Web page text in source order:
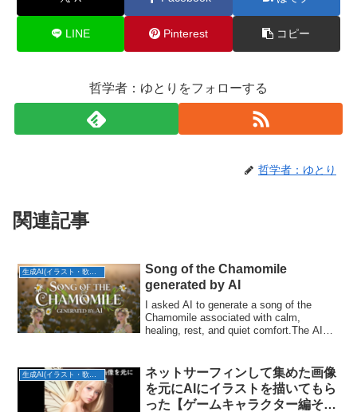
LINE Pinterest コピー
哲学者：ゆとりをフォローする
哲学者：ゆとり
関連記事
Song of the Chamomile
generated by AI
I asked AI to generate a song of the
Chamomile associated with calm,
healing, rest, and quiet comfort.The AI
ネットサーフィンして集めた画像
を元にAIにイラストを描いてもら
った【ゲームキャラクター編その